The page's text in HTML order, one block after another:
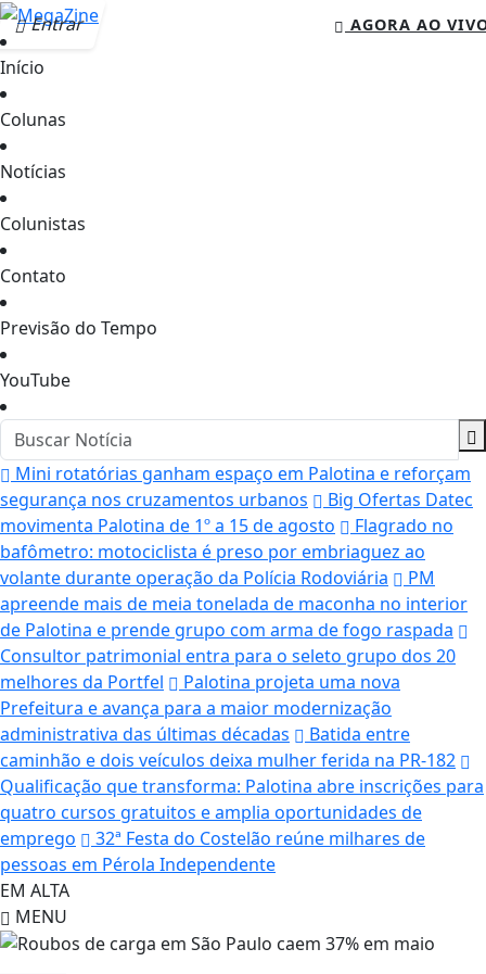
Entrar AGORA AO
Início
Colunas
Notícias
Colunistas
Contato
Previsão do Tempo
YouTube
Mini rotatórias ganham espaço em Palotina e reforçam
segurança nos cruzamentos urbanos
Big Ofertas Datec
movimenta Palotina de 1º a 15 de agosto
Flagrado no
bafômetro: motociclista é preso por embriaguez ao
volante durante operação da Polícia Rodoviária
PM
apreende mais de meia tonelada de maconha no interior
de Palotina e prende grupo com arma de fogo raspada
Consultor patrimonial entra para o seleto grupo dos 20
melhores da Portfel
Palotina projeta uma nova
Prefeitura e avança para a maior modernização
administrativa das últimas décadas
Batida entre
caminhão e dois veículos deixa mulher ferida na PR-182
Qualificação que transforma: Palotina abre inscrições para
quatro cursos gratuitos e amplia oportunidades de
emprego
32ª Festa do Costelão reúne milhares de
pessoas em Pérola Independente
EM ALTA
MENU